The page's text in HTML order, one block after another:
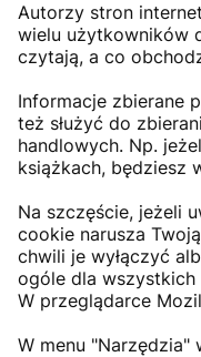
Autorzy stron
wielu użytkowników
czytają, a co
Informacje zbierane
też służyć do
handlowych. Np.
książkach, będziesz
Na szczęście, jeżeli
cookie narusza
chwili je wyłączyć
ogóle dla wszystkich
W przeglądarce
W menu "Narzędzia"